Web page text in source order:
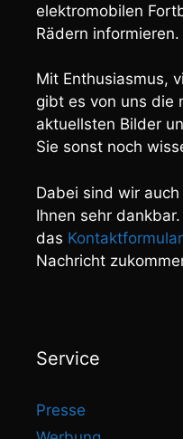
elektromobilen
Rädern informieren.
Mit Enthusiasmus,
gibt es von uns die
aktuellsten Bilder
Sie sonst noch
Dabei sind wir
Ihnen sehr
das Kontaktformular
Nachricht
Service
Presse